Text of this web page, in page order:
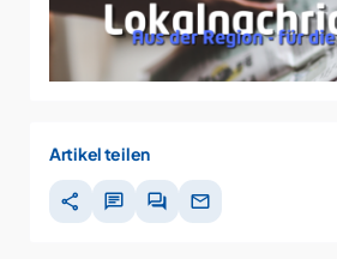
Artikel teilen
share chat forum mail